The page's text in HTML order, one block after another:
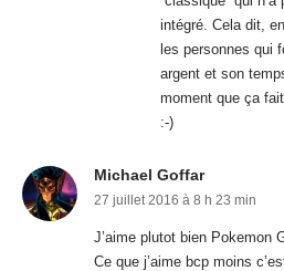
27 juillet 2016 à 8 h 23 min
J’aime plutot bien
Ce que j’aime bcp moins
phénomène, j’ai appris
“contourner” le système du
pokémons que on ne trouve
De toute façon, de mon coté,
semble être une zone